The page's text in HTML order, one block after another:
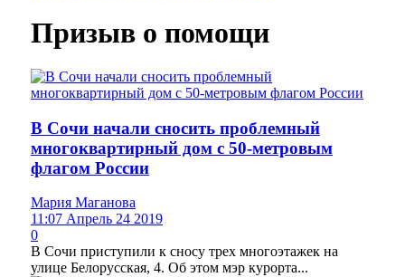
Призыв о помощи
В Сочи начали сносить проблемный
многоквартирный дом с 50-метровым
флагом России
Мария Маганова
11:07 Апрель 24 2019
0
В Сочи приступили к сносу трех многоэтажек на
улице Белорусская, 4. Об этом мэр курорта...